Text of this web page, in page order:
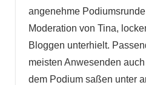
angenehme
Moderation von Tina,
Bloggen unterhielt.
meisten Anwesenden
dem Podium saßen unter